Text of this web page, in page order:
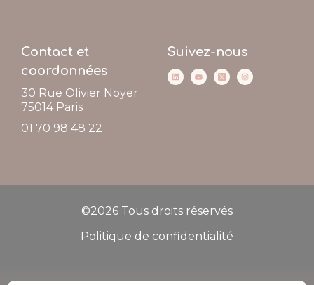
Contact et
coordonnées
30 Rue Olivier Noyer
75014 Paris
01 70 98 48 22
Suivez-nous
©2026 Tous droits réservés
Politique de confidentialité